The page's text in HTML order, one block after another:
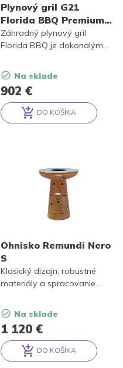
Plynový gril G21
Florida BBQ Premium
line, Premium line, 7
horákov + zadarmo
902 €
Záhradný plynový gril
Florida BBQ je dokonalým
technologických vychytávok
a ohromujúceho dizajnu.
Nerezový gril so 7 horákmi
(7 x 4 kW), prakticky
riešenými odkladacími
Na sklade
DO KOŠÍKA
Ohnisko Remundi Nero
S
1 120 €
Klasický dizajn, robustné
materiály a spracovanie
Na sklade
DO KOŠÍKA